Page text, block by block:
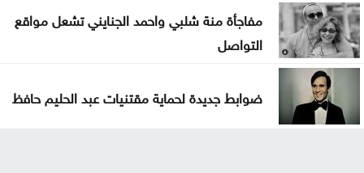
مفاجأة منة شلبي واحمد الجنايني تشعل مواقع
التواصل
ضوابط جديدة لحماية مقتنيات عبد الحليم حافظ